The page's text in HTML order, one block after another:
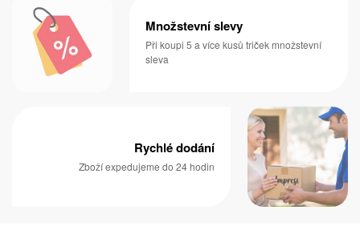
Množstevní slevy
Při koupi 5 a více kusů triček množstevní
sleva
Rychlé dodání
Zboží expedujeme do 24 hodin